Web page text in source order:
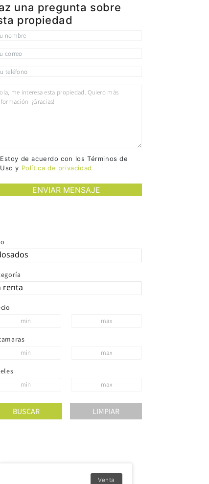
una pregunta sobre
propiedad
Estoy de acuerdo con los Términos de
Uso y Política de privacidad
Venta